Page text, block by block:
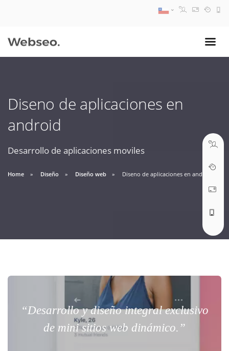
Diseno de aplicaciones en
android
Desarrollo de aplicaciones moviles
Home Diseño Diseño web Diseno de aplicaciones en android
“Desarrollo y diseño integral exclusivo
de mini sitios web dinámico.”
09:30 AM A 18:30 PM
ABRIR TICKET